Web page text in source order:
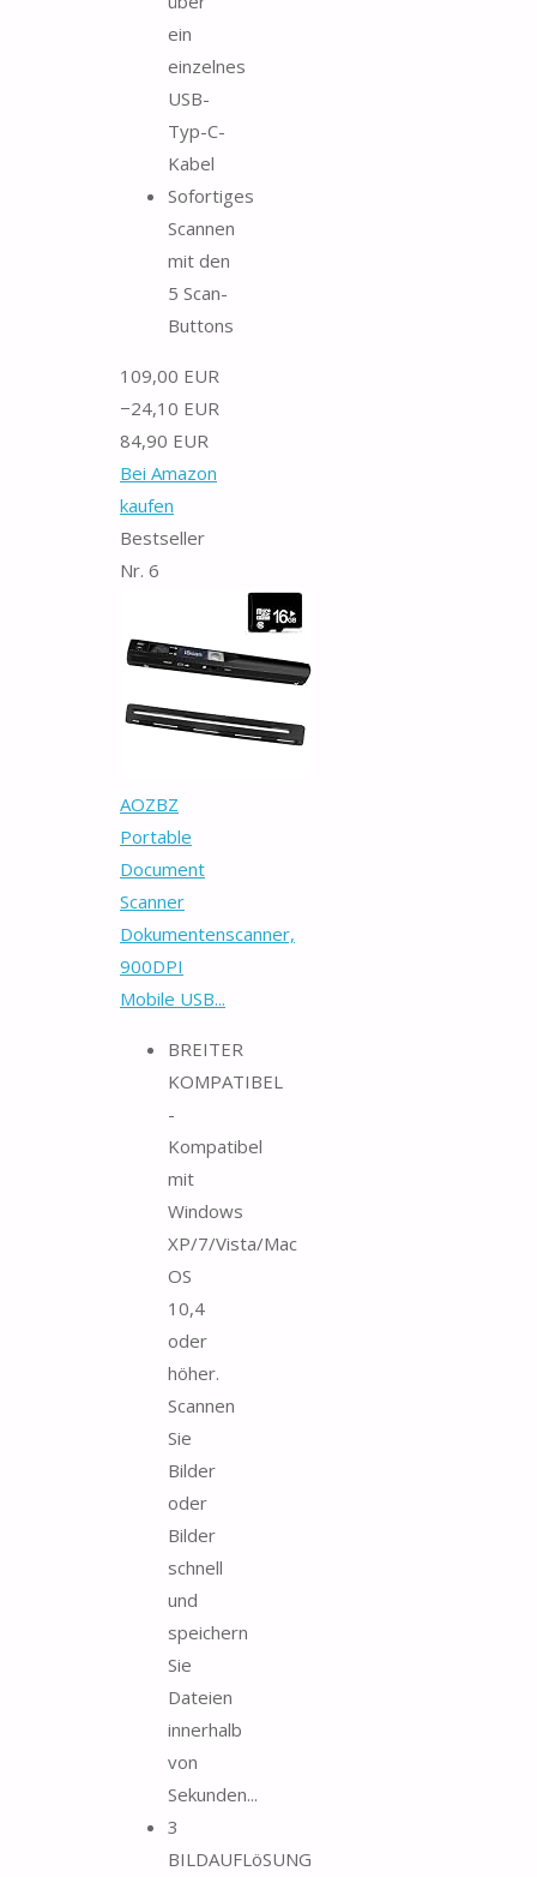
ein
einzelnes
USB-
Typ-C-
Kabel
Sofortiges
Scannen
mit den
5 Scan-
Buttons
109,00 EUR
−24,10 EUR
84,90 EUR
Bei Amazon
kaufen
Bestseller
Nr. 6
AOZBZ
Portable
Document
Scanner
Dokumentenscanner,
900DPI
Mobile USB...
BREITER
KOMPATIBEL
-
Kompatibel
mit
Windows
XP/7/Vista/Mac
OS
10,4
oder
höher.
Scannen
Sie
Bilder
oder
Bilder
schnell
und
speichern
Sie
Dateien
innerhalb
von
Sekunden...
3
BILDAUFLöSUNG